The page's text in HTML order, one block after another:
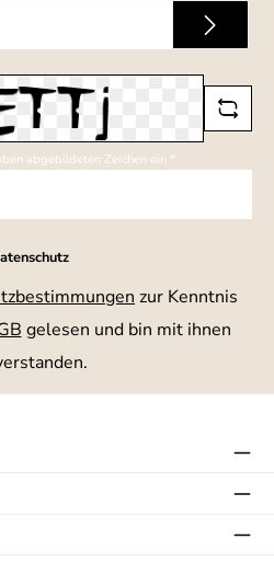
abgebildeten Zeichen ein *
zur Kenntnis
gelesen und bin mit ihnen